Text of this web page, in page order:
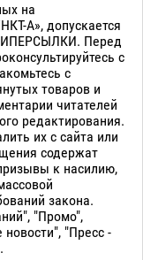
на
А», допускается
Перед
с
с
товаров и
читателей
редактирования.
их с сайта или
содержат
к насилию,
закона.
"Промо",
"Пресс -